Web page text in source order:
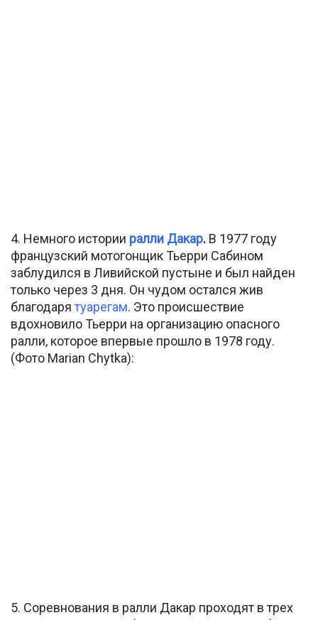
4. Немного истории ралли Дакар. В 1977 году
французский мотогонщик Тьерри Сабином
заблудился в Ливийской пустыне и был найден
только через 3 дня. Он чудом остался жив
благодарятуарегам. Это происшествие
вдохновило Тьерри на организацию опасного
ралли, которое впервые прошло в 1978 году.
(Фото Marian Chytka):
5. Соревнования в ралли Дакар проходят в трех